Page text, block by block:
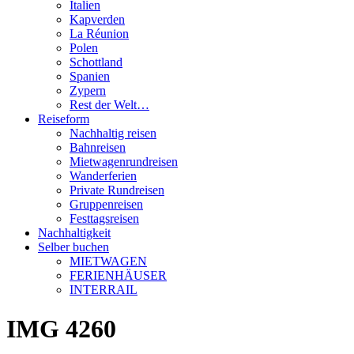
Italien
Kapverden
La Réunion
Polen
Schottland
Spanien
Zypern
Rest der Welt…
Reiseform
Nachhaltig reisen
Bahnreisen
Mietwagenrundreisen
Wanderferien
Private Rundreisen
Gruppenreisen
Festtagsreisen
Nachhaltigkeit
Selber buchen
MIETWAGEN
FERIENHÄUSER
INTERRAIL
IMG 4260